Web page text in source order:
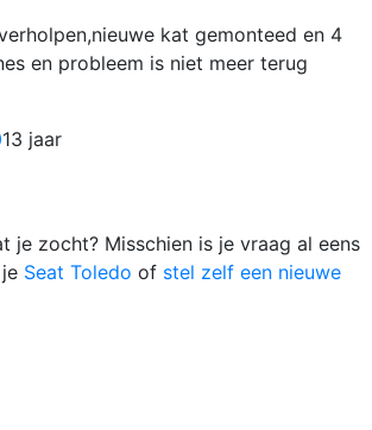
kat gemonteed en 4
en probleem is niet meer terug
13 jaar
je zocht? Misschien is je vraag al eens
Seat Toledo of stel zelf een nieuwe